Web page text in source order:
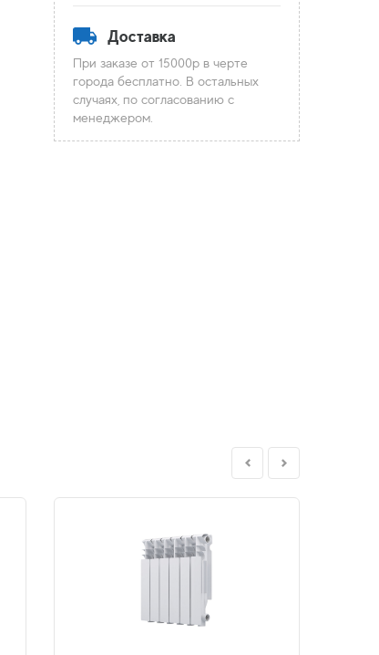
Доставка
При заказе от 15000р в черте
города бесплатно. В остальных
случаях, по согласованию с
менеджером.